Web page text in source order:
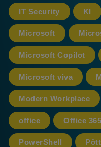
IT Security KI
Microsoft
Microsoft Copilot
Microsoft viva
Modern Workplace
office Office 365
PowerShell Pött